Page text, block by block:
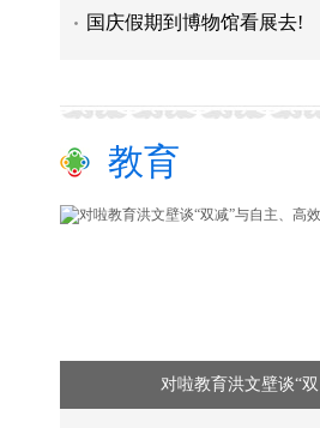
国庆假期到博物馆看展去!
教育
对啦教育洪文壁谈“双